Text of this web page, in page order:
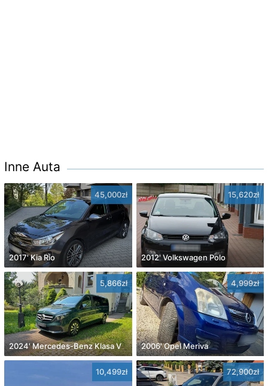
Inne Auta
45,000zł
2017' Kia Rio
15,620zł
2012' Volkswagen Polo
5,866zł
2024' Mercedes-Benz Klasa V
4,999zł
2006' Opel Meriva
10,499zł 72,900zł